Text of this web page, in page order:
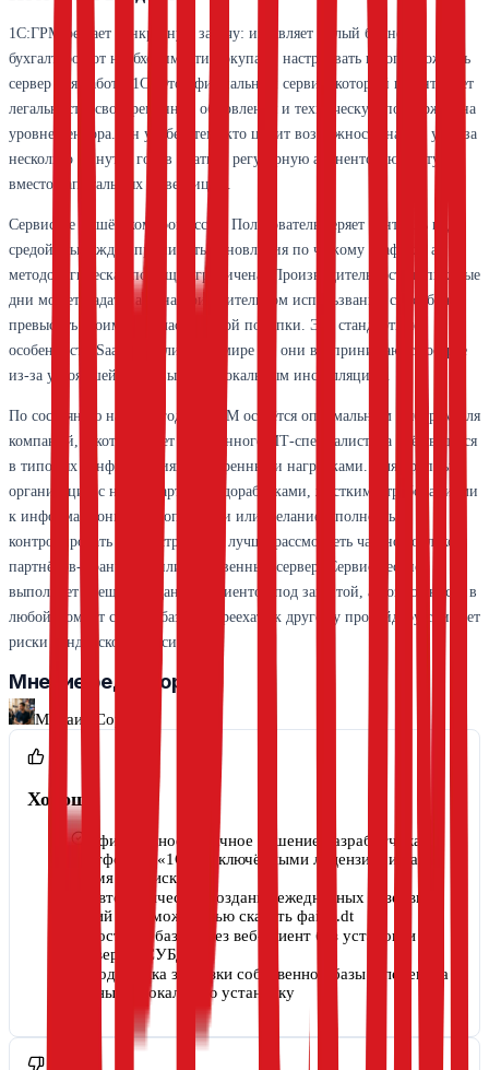
1С:ГРМ решает конкретную задачу: избавляет малый бизнес и
бухгалтеров от необходимости покупать, настраивать и сопровождать
сервер для работы 1С. Это официальный сервис, который гарантирует
легальность, своевременные обновления и техническую поддержку на
уровне вендора. Он удобен тем, кто ценит возможность начать учёт за
несколько минут и готов платить регулярную абонентскую плату
вместо капитальных инвестиций.
Сервис не лишён компромиссов. Пользователь теряет контроль над
средой, вынужден принимать обновления по чужому графику, а
методологическая помощь ограничена. Производительность в пиковые
дни может падать, а цена при длительном использвании способна
превысить стоимость классической покупки. Это стандартные
особенности SaaS-модели, но в мире 1С они воспринимаются острее
из-за устоявшейся привычки к локальным инсталляциям.
По состоянию на 2026 год 1С:ГРМ остаётся оптимальным выбором для
компаний, в которых нет выделенного ИТ-специалиста, а учёт ведётся
в типовых конфигурациях с умеренными нагрузками. Для крупных
организаций с нестандартными доработками, жёсткими требованиями
к информационной безопасности или желанием полностью
контролировать инфраструктуру лучше рассмотреть частное облако у
партнёров-франчайзи или собственный сервер. Сервис честно
выполняет обещания, данные клиентов под защитой, а возможность в
любой момент скачать базу и переехать к другому провайдеру снижает
риски вендорской зависимости.
Мнение редактора
Михаил Сорокин
Хорошо
Официальное облачное решение разработчика
платформы «1С» с включёнными лицензиями на
время подписки
Автоматическое создание ежедневных резервных
копий с возможностью скачать файл .dt
Доступ к базе через веб-клиент без установки
сервера и СУБД
Поддержка загрузки собственной базы и переноса
данных в локальную установку